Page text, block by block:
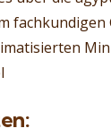
fachkundigen